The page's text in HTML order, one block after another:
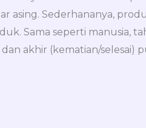
asing. Sederhananya,
Sama seperti manusia,
akhir (kematian/selesai)